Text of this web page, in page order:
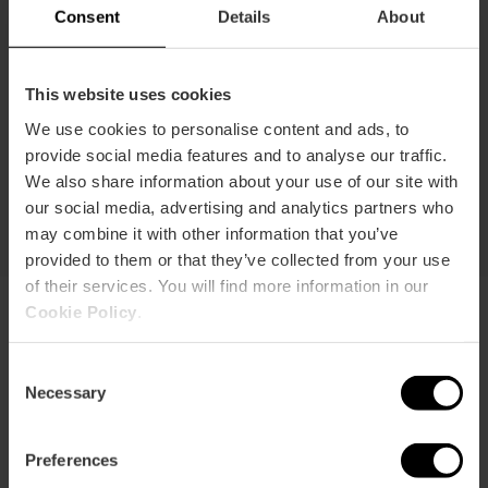
Consent Details About
This website uses cookies
We use cookies to personalise content and ads, to
provide social media features and to analyse our traffic.
We also share information about your use of our site with
our social media, advertising and analytics partners who
may combine it with other information that you’ve
provided to them or that they’ve collected from your use
of their services. You will find more information in our
Cookie Policy
Selection
Necessary
Preferences
Transporte gratuito con Valencia Tourist
Card 24, 48 y 72 horas
urbano es gratuito?Viaja GRATIS
tranvía en València.
Ver más
València es llana e ideal para la bicicleta. Cuenta
para cruzarla y diversas rutas sostenibles. Puedes
alquilar tu bici en varias empresas de la ciudad.